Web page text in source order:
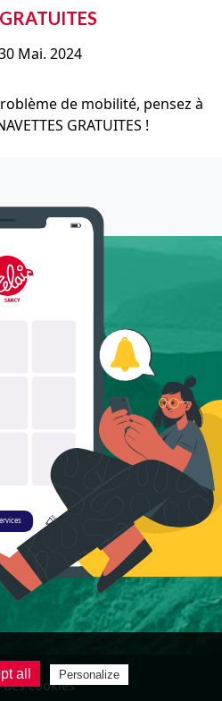
Mai. 2024
de mobilité, pensez à
GRATUITES !
des cookies
all Personalize